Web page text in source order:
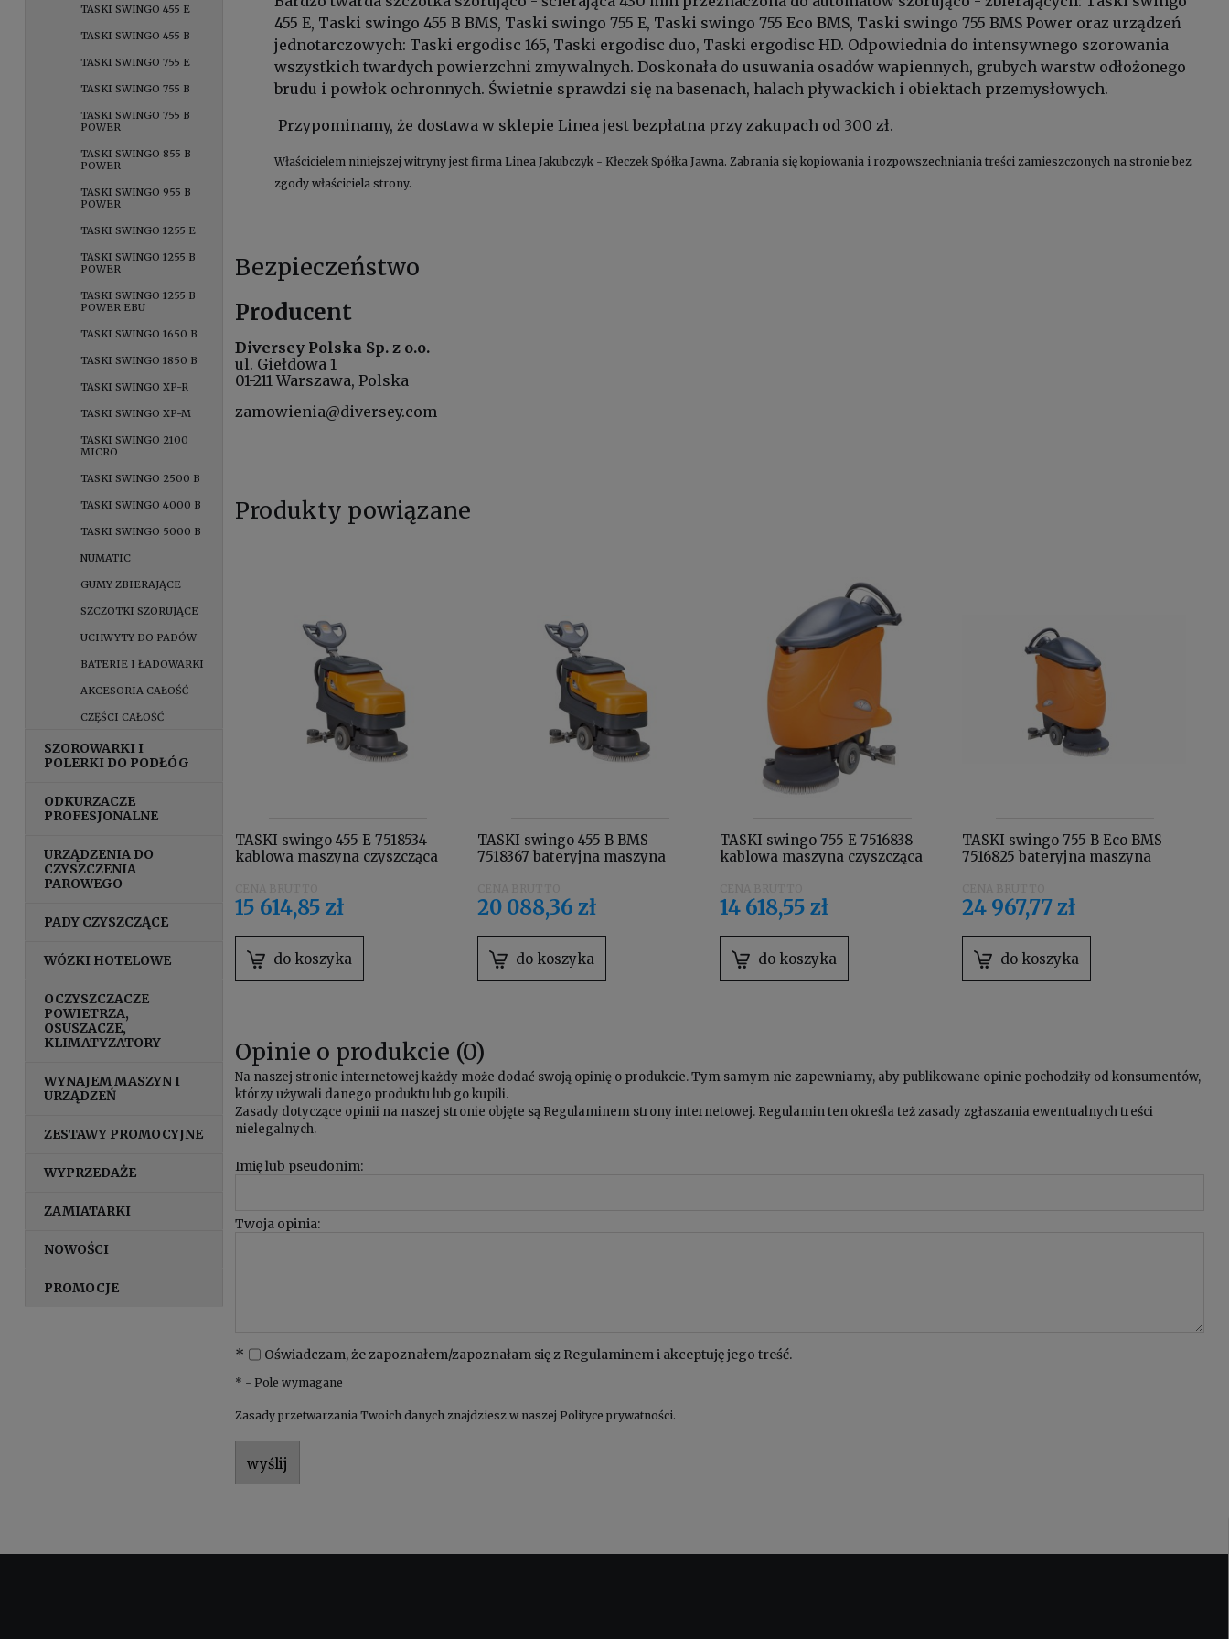
TASKI SWINGO 455 E
TASKI SWINGO 455 B
TASKI SWINGO 755 E
TASKI SWINGO 755 B
TASKI SWINGO 755 B
POWER
TASKI SWINGO 855 B
POWER
TASKI SWINGO 955 B
POWER
TASKI SWINGO 1255 E
TASKI SWINGO 1255 B
POWER
TASKI SWINGO 1255 B
POWER EBU
TASKI SWINGO 1650 B
TASKI SWINGO 1850 B
TASKI SWINGO XP-R
TASKI SWINGO XP-M
TASKI SWINGO 2100
MICRO
TASKI SWINGO 2500 B
TASKI SWINGO 4000 B
TASKI SWINGO 5000 B
NUMATIC
GUMY ZBIERAJĄCE
SZCZOTKI SZORUJĄCE
UCHWYTY DO PADÓW
BATERIE I ŁADOWARKI
AKCESORIA CAŁOŚĆ
CZĘŚCI CAŁOŚĆ
SZOROWARKI I
POLERKI DO PODŁÓG
ODKURZACZE
PROFESJONALNE
URZĄDZENIA DO
CZYSZCZENIA
PAROWEGO
PADY CZYSZCZĄCE
WÓZKI HOTELOWE
OCZYSZCZACZE
POWIETRZA,
OSUSZACZE,
KLIMATYZATORY
WYNAJEM MASZYN I
URZĄDZEŃ
ZESTAWY PROMOCYJNE
WYPRZEDAŻE
ZAMIATARKI
NOWOŚCI
PROMOCJE
455 E, Taski swingo 455 B BMS, Taski swingo 755 E, Taski swingo 755 Eco BMS, Taski swingo 755 BMS Power oraz urządzeń
jednotarczowych: Taski ergodisc 165, Taski ergodisc duo, Taski ergodisc HD. Odpowiednia do intensywnego szorowania
wszystkich twardych powierzchni zmywalnych. Doskonała do usuwania osadów wapiennych, grubych warstw odłożonego
brudu i powłok ochronnych. Świetnie sprawdzi się na basenach, halach pływackich i obiektach przemysłowych.
Przypominamy, że dostawa w sklepie Linea jest bezpłatna przy zakupach od 300 zł.
Właścicielem niniejszej witryny jest firma Linea Jakubczyk - Kłeczek Spółka Jawna. Zabrania się kopiowania i rozpowszechniania treści zamieszczonych na stronie bez
zgody właściciela strony.
Bezpieczeństwo
Producent
Diversey Polska Sp. z o.o.
ul. Giełdowa 1
01-211 Warszawa, Polska
zamowienia@diversey.com
Produkty powiązane
TASKI swingo 455 E 7518534
kablowa maszyna czyszcząca
15 614,85 zł
do koszyka
TASKI swingo 455 B BMS
7518367 bateryjna maszyna
prostownik wbudowany,
szczotkę szorującą i uchwyt
padów
20 088,36 zł
do koszyka
TASKI swingo 755 E 7516838
kablowa maszyna czyszcząca
14 618,55 zł
do koszyka
TASKI swingo 755 B Eco BMS
7516825 bateryjna maszyna
prostownik wbudowany
24 967,77 zł
do koszyka
Opinie o produkcie (0)
Na naszej stronie internetowej każdy może dodać swoją opinię o produkcie. Tym samym nie zapewniamy, aby publikowane opinie pochodziły od konsumentów,
którzy używali danego produktu lub go kupili.
Zasady dotyczące opinii na naszej stronie objęte są Regulaminem strony internetowej. Regulamin ten określa też zasady zgłaszania ewentualnych treści
nielegalnych.
Imię lub pseudonim:
Twoja opinia:
* Oświadczam, że zapoznałem/zapoznałam się z Regulaminemi akceptuję jego treść.
* - Pole wymagane
Zasady przetwarzania Twoich danych znajdziesz w naszej Polityce prywatności.
wyślij